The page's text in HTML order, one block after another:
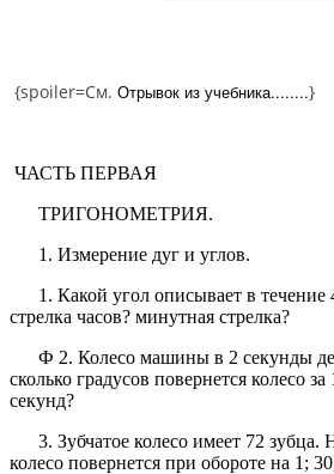
{spoiler=См. Отрывок из учебника........}
ЧАСТЬ ПЕРВАЯ
ТРИГОНОМЕТРИЯ.
1. Измерение дуг и углов.
1. Какой угол описывает в течение
стрелка часов? минутная стрелка?
Ф 2. Колесо машины в 2 секунды
сколько градусов повернется колесо за
секунд?
3. Зубчатое колесо имеет 72 зубца.
колесо повернется при обороте на 1;